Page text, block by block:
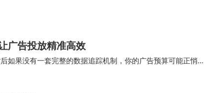
推…
广告投放精准高效
如果没有一套完整的数据追踪机制，你的广告预算可能正悄悄
断了，平台就无法知道谁真正完成了“加好…